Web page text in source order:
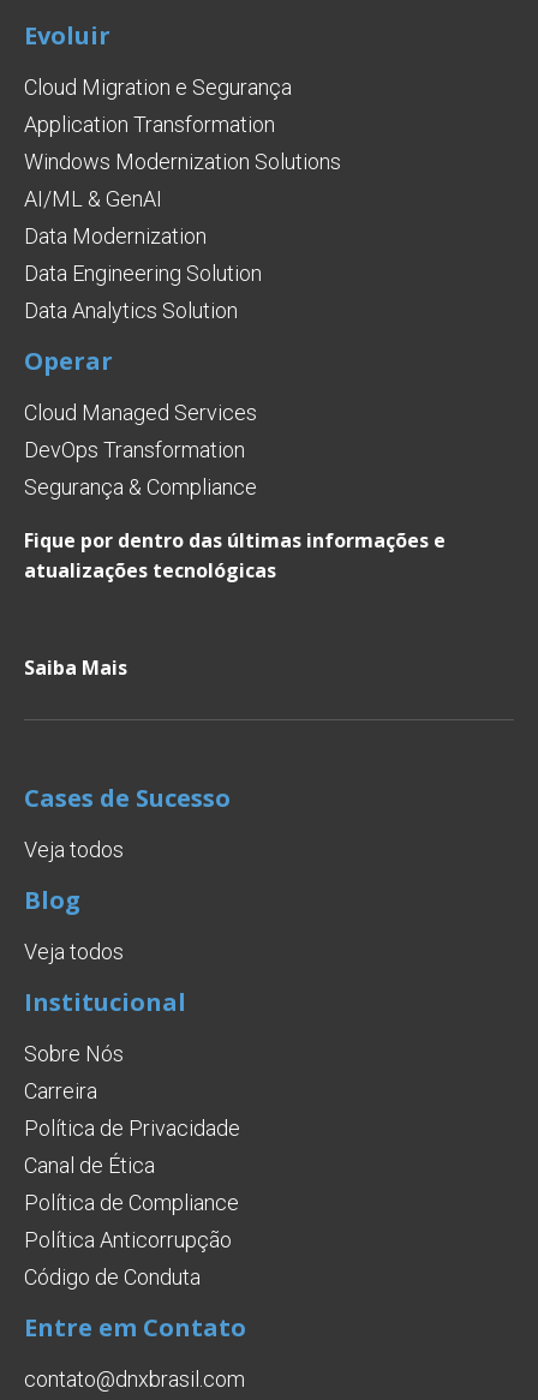
Evoluir
Cloud Migration e Segurança
Application Transformation
Windows Modernization Solutions
AI/ML & GenAI
Data Modernization
Data Engineering Solution
Data Analytics Solution
Operar
Cloud Managed Services
DevOps Transformation
Segurança & Compliance
Fique por dentro das últimas informações e
atualizações tecnológicas
Saiba Mais
Cases de Sucesso
Veja todos
Blog
Veja todos
Institucional
Sobre Nós
Carreira
Política de Privacidade
Canal de Ética
Política de Compliance
Política Anticorrupção
Código de Conduta
Entre em Contato
contato@dnxbrasil.com